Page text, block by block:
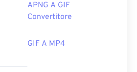
APNG A GIF
Convertitore
GIF A MP4